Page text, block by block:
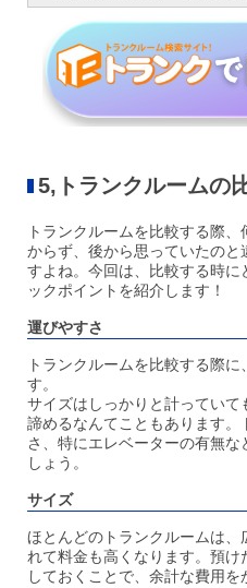
5,トランクルームの
トランクルームを比較する際
からず、後から思っていたの
すよね。今回は、
比較する時に
ックポイントを紹介します！
運びやすさ
トランクルームを比較する際
す。
サイズはしっかりと計ってい
諦めるなんてこともあります
さ、特にエレベーターの有無
しょう。
サイズ
ほとんどのトランクルームは
れて料金も高くなります。預
しておくことで、余計な費用を